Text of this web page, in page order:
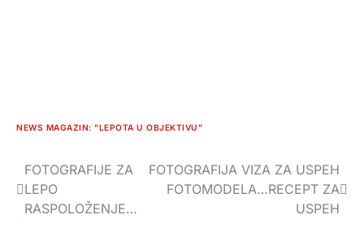
NEWS MAGAZIN: "LEPOTA U OBJEKTIVU"
Navigacija
članaka
FOTOGRAFIJE ZA
LEPO
RASPOLOŽENJE…
FOTOGRAFIJA VIZA ZA USPEH
FOTOMODELA…RECEPT ZA
USPEH